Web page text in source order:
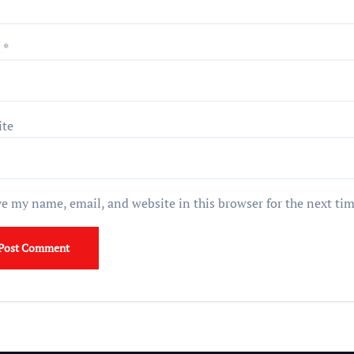
*
my name, email, and website in this browser for the next